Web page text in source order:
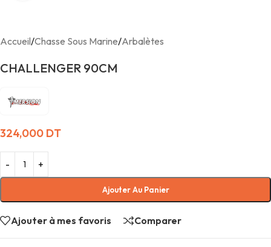
Accueil/Chasse Sous Marine/Arbalètes
CHALLENGER 90CM
324,000 DT
Ajouter Au Panier
Ajouter à mes favoris Comparer